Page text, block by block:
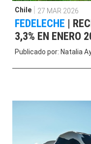
Chile 27 MAR 2026
FEDELECHE
3,3% EN ENERO
Publicado por: Natalia